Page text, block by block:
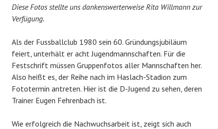
Diese Fotos stellte uns dankenswerterweise Rita Willmann zur
Verfügung.
Als der Fussballclub 1980 sein 60. Gründungsjubiläum
feiert, unterhält er acht Jugendmannschaften. Für die
Festschrift müssen Gruppenfotos aller Mannschaften her.
Also heißt es, der Reihe nach im Haslach-Stadion zum
Fototermin antreten. Hier ist die D-Jugend zu sehen, deren
Trainer Eugen Fehrenbach ist.
Wie erfolgreich die Nachwuchsarbeit ist, zeigt sich auch